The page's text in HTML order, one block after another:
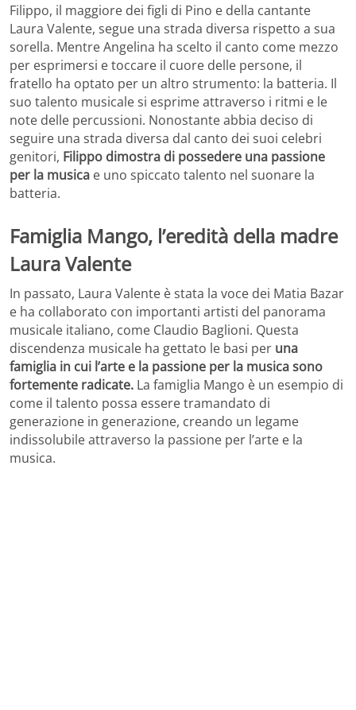
Filippo, il maggiore dei figli di Pino e della cantante
Laura Valente, segue una strada diversa rispetto a sua
sorella. Mentre Angelina ha scelto il canto come mezzo
per esprimersi e toccare il cuore delle persone, il
fratello ha optato per un altro strumento: la batteria. Il
suo talento musicale si esprime attraverso i ritmi e le
note delle percussioni. Nonostante abbia deciso di
seguire una strada diversa dal canto dei suoi celebri
genitori, Filippo dimostra di possedere una passione
per la musica e uno spiccato talento nel suonare la
batteria.
Famiglia Mango, l’eredità della madre
Laura Valente
In passato, Laura Valente è stata la voce dei Matia Bazar
e ha collaborato con importanti artisti del panorama
musicale italiano, come Claudio Baglioni. Questa
discendenza musicale ha gettato le basi per una
famiglia in cui l’arte e la passione per la musica sono
fortemente radicate. La famiglia Mango è un esempio di
come il talento possa essere tramandato di
generazione in generazione, creando un legame
indissolubile attraverso la passione per l’arte e la
musica.